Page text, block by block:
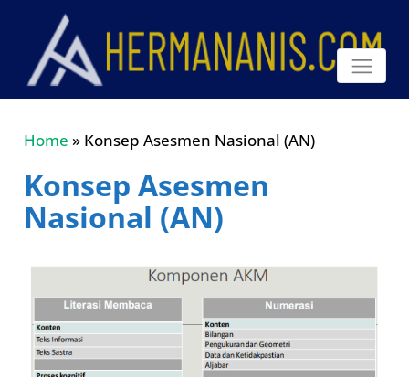
Home » Konsep Asesmen Nasional (AN)
Konsep Asesmen
Nasional (AN)